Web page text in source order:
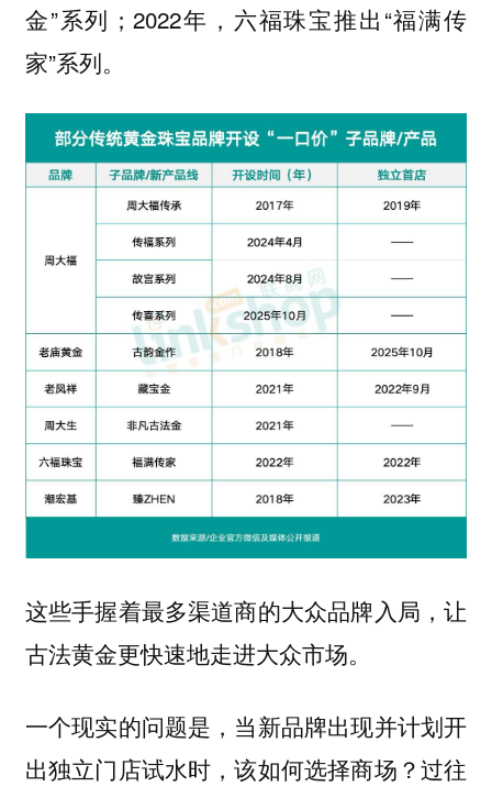
金”系列；2022年，六福珠宝推出“福满传
家”系列。
这些手握着最多渠道商的大众品牌入局，让
古法黄金更快速地走进大众市场。
一个现实的问题是，当新品牌出现并计划开
出独立门店试水时，该如何选择商场？过往